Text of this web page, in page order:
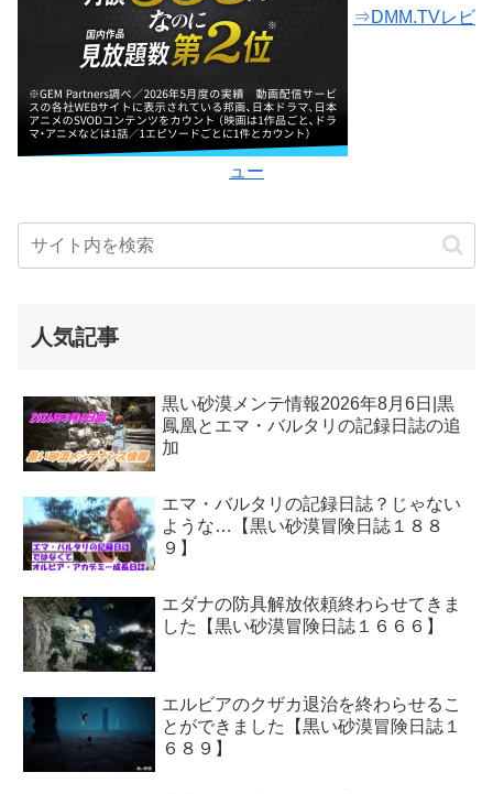
⇒DMM.TVレビ
ュー
人気記事
黒い砂漠メンテ情報2026年8月6日|黒
鳳凰とエマ・バルタリの記録日誌の追
加
エマ・バルタリの記録日誌？じゃない
ような…【黒い砂漠冒険日誌１８８
９】
エダナの防具解放依頼終わらせてきま
した【黒い砂漠冒険日誌１６６６】
エルビアのクザカ退治を終わらせるこ
とができました【黒い砂漠冒険日誌１
６８９】